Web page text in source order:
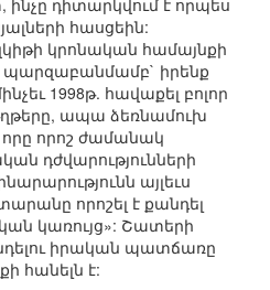
դիտարկվում է որպես
հասցեին:
կրոնական համայնքի
պարզաբանմամբ` իրենք
1998թ. հավաքել բոլոր
ապա ձեռնամուխ
որը որոշ ժամանակ
դժվարությունների
այլեւս
որոշել է քանդել
կառույց»: Շատերի
իրական պատճառը
հանելն է: